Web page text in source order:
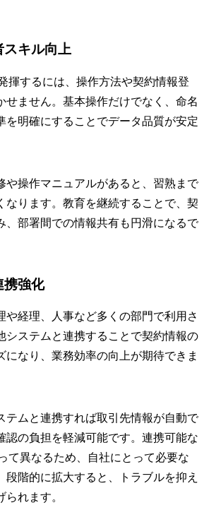
スキル向上
揮するには、操作方法や契約情報登
せません。基本操作だけでなく、命名
を明確にすることでデータ品質が安定
や操作マニュアルがあると、習熟まで
なります。教育を継続することで、契
、部署間での情報共有も円滑になるで
携強化
や経理、人事など多くの部門で利用さ
システムと連携することで契約情報の
になり、業務効率の向上が期待できま
テムと連携すれば取引先情報が自動で
認の負担を軽減可能です。連携可能な
て異なるため、自社にとって必要な
段階的に拡大すると、トラブルを抑え
れます。